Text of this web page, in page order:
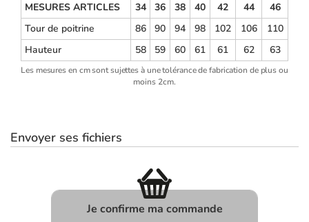
MESURES ARTICLES 34 36 38 40 42 44
46
Tour de poitrine
86 90 94 98 102 106
110
Hauteur
58 59 60 61 61 62 63
Les mesures en cm sont sujettes à une tolérance de fabrication de plus ou
moins 2cm.
Envoyer ses fichiers
Je confirme ma commande